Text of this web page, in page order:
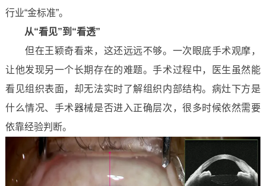
行业“金标准”。
从“看见”到“看透”
但在王颖奇看来，这还远远不够。一次眼底手术观摩，
让他发现另一个长期存在的难题。手术过程中，医生虽然能
看见组织表面，却无法实时了解组织内部结构。病灶下方是
什么情况、手术器械是否进入正确层次，很多时候依然需要
依靠经验判断。